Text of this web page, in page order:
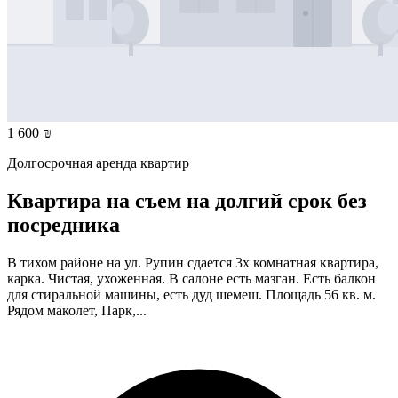
1 600 ₪
Долгосрочная аренда квартир
Квартира на съем на долгий срок без
посредника
В тихом районе на ул. Рупин сдается 3х комнатная квартира,
карка. Чистая, ухоженная. В салоне есть мазган. Есть балкон
для стиральной машины, есть дуд шемеш. Площадь 56 кв. м.
Рядом маколет, Парк,...